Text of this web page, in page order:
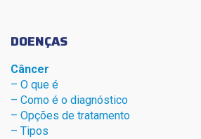
DOENÇAS
Câncer
– O que é
– Como é o diagnóstico
– Opções de tratamento
– Tipos